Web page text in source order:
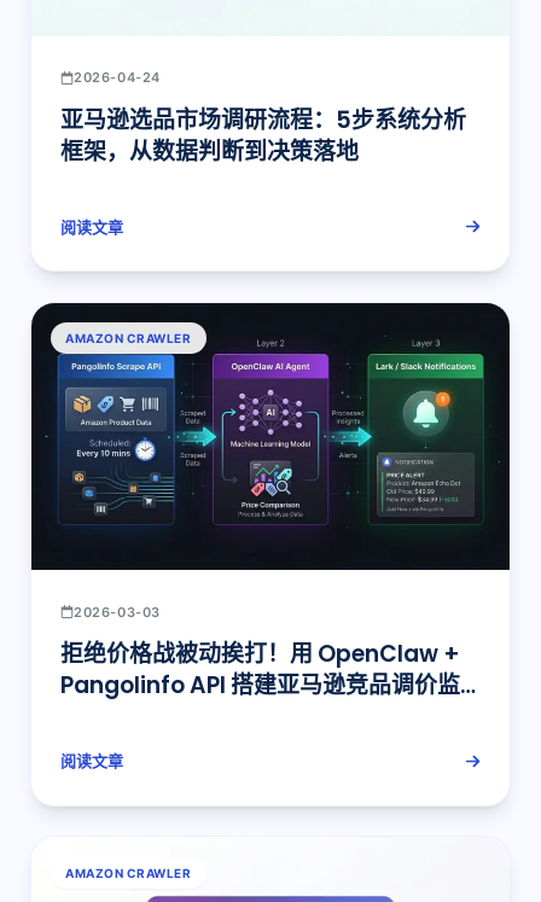
2026-04-24
亚马逊选品市场调研流程：5步系统分析
框架，从数据判断到决策落地
阅读文章
AMAZON CRAWLER
2026-03-03
拒绝价格战被动挨打！用 OpenClaw +
Pangolinfo API 搭建亚马逊竞品调价监
阅读文章
AMAZON CRAWLER